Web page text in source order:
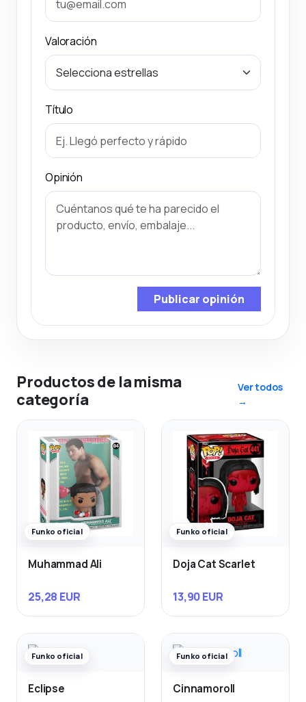
Valoración
Título
Opinión
Publicar opinión
Productos de la misma
categoría
Ver todos
→
Funko oficial
Muhammad Ali
25,28 EUR
Funko oficial
Doja Cat Scarlet
13,90 EUR
Funko oficial
Eclipse
Funko oficial
Cinnamoroll